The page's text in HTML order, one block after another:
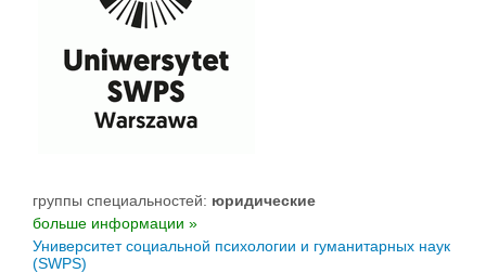
группы специальностей: юридические
больше информации »
Университет социальной психологии и гуманитарных наук
(SWPS)